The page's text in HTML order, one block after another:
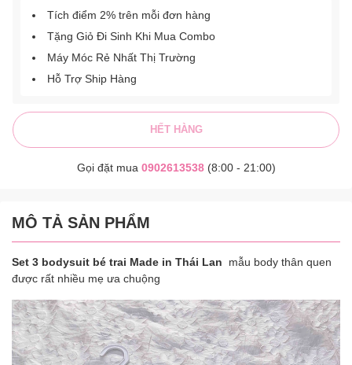
Tích điểm 2% trên mỗi đơn hàng
Tặng Giỏ Đi Sinh Khi Mua Combo
Máy Móc Rẻ Nhất Thị Trường
Hỗ Trợ Ship Hàng
HẾT HÀNG
Gọi đặt mua 0902613538(8:00 - 21:00)
MÔ TẢ SẢN PHẨM
Set 3 bodysuit bé trai Made in Thái Lan mẫu body thân quen
được rất nhiều mẹ ưa chuộng